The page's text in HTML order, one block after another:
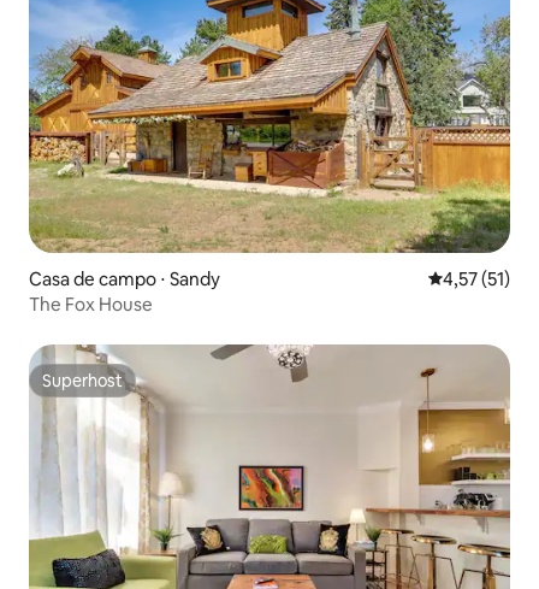
Casa de campo ⋅ Sandy 4,57 de uma
4,57 (51)
The Fox House
Superhost
Superhost